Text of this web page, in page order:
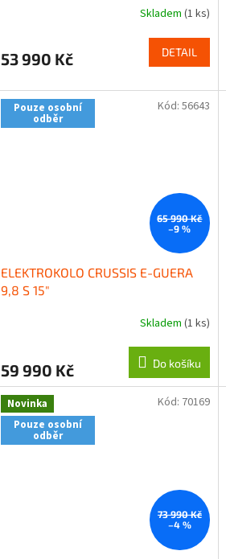
Skladem (1 ks)
53 990 Kč DETAIL
Pouze osobní
odběr
65 990 Kč
–9 %
ELEKTROKOLO CRUSSIS E-GUERA
9,8 S 15"
Skladem (1 ks)
59 990 Kč Do košíku
Kód: 56643
Novinka
Pouze osobní
odběr
73 990 Kč
–4 %
Kód: 70169